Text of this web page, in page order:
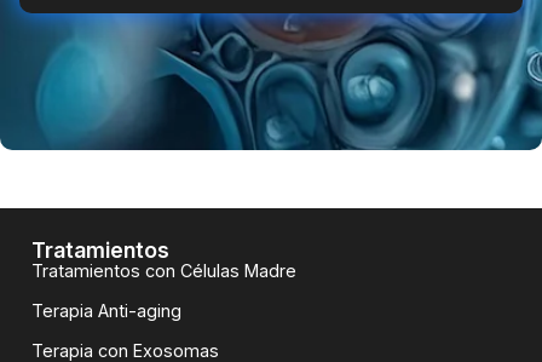
Tratamientos
Tratamientos con Células Madre
Terapia Anti-aging
Terapia con Exosomas